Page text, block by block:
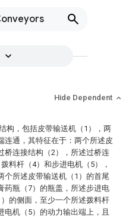
Hide Dependent
构，包括皮带输送机（1），两
连通，其特征在于：两个所述皮
桥连接结构（2），所述过桥连
料杆（4）和步进电机（5），
个所述皮带输送机（1）的首尾
药瓶（7）的瓶盖，所述步进电
的侧面，至少一个所述拨料杆
电机（5）的动力输出端上，且